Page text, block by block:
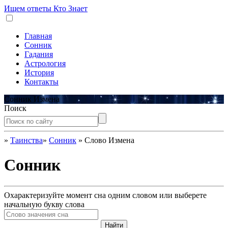
Ищем ответы Кто Знает
Главная
Сонник
Гадания
Астрология
История
Контакты
Сонник Измена
Поиск
» Таинства» Сонник » Слово Измена
Сонник
Охарактеризуйте момент сна одним словом или выберете
начальную букву слова